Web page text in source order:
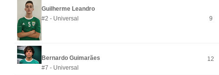
Guilherme Leandro
#2 - Universal
9
Bernardo Guimarães
#7 - Universal
12